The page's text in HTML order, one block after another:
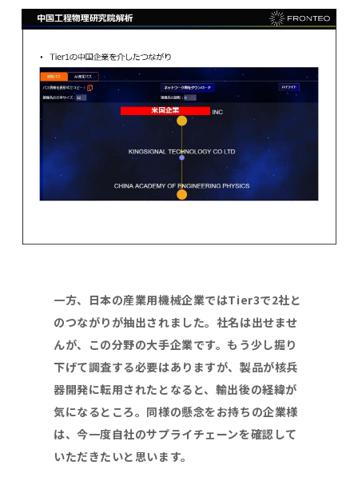
一方、日本の産業用機械企業ではTier3で2社と
のつながりが抽出されました。社名は出せませ
んが、この分野の大手企業です。もう少し掘り
下げて調査する必要はありますが、製品が核兵
器開発に転用されたとなると、輸出後の経緯が
気になるところ。同様の懸念をお持ちの企業様
は、今一度自社のサプライチェーンを確認して
いただきたいと思います。